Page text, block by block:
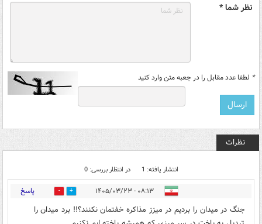
نظر شما *
* لطفا عدد مقابل را در جعبه متن وارد کنید
نظرات
انتشار یافته: 1 در انتظار بررسی: 0
۰۸:۱۳ - ۱۴۰۵/۰۳/۲۳ 1 پاسخ
جنگ در میدان را بردیم در میزز مذاکره خفتمان نکنند؟!! برد میدان را